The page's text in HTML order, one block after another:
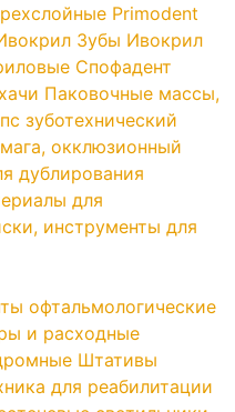
Primodent
Зубы Ивокрил
Спофадент
Паковочные массы,
зуботехнический
окклюзионный
дублирования
для
инструменты для
офтальмологические
и расходные
Штативы
для реабилитации